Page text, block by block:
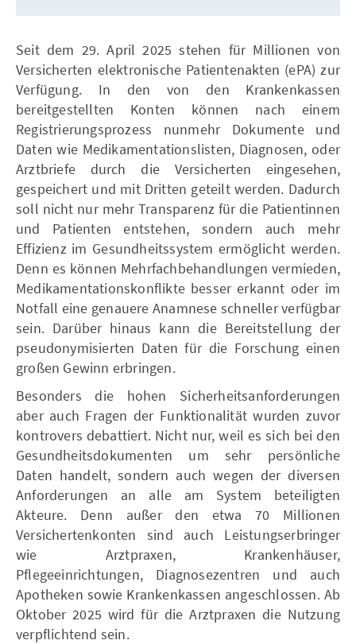
Seit dem 29. April 2025 stehen für Millionen von
Versicherten elektronische Patientenakten (ePA) zur
Verfügung. In den von den Krankenkassen
bereitgestellten Konten können nach einem
Registrierungsprozess nunmehr Dokumente und
Daten wie Medikamentationslisten, Diagnosen, oder
Arztbriefe durch die Versicherten eingesehen,
gespeichert und mit Dritten geteilt werden. Dadurch
soll nicht nur mehr Transparenz für die Patientinnen
und Patienten entstehen, sondern auch mehr
Effizienz im Gesundheitssystem ermöglicht werden.
Denn es können Mehrfachbehandlungen vermieden,
Medikamentationskonflikte besser erkannt oder im
Notfall eine genauere Anamnese schneller verfügbar
sein. Darüber hinaus kann die Bereitstellung der
pseudonymisierten Daten für die Forschung einen
großen Gewinn erbringen.
Besonders die hohen Sicherheitsanforderungen
aber auch Fragen der Funktionalität wurden zuvor
kontrovers debattiert. Nicht nur, weil es sich bei den
Gesundheitsdokumenten um sehr persönliche
Daten handelt, sondern auch wegen der diversen
Anforderungen an alle am System beteiligten
Akteure. Denn außer den etwa 70 Millionen
Versichertenkonten sind auch Leistungserbringer
wie Arztpraxen, Krankenhäuser,
Pflegeeinrichtungen, Diagnosezentren und auch
Apotheken sowie Krankenkassen angeschlossen. Ab
Oktober 2025 wird für die Arztpraxen die Nutzung
verpflichtend sein.